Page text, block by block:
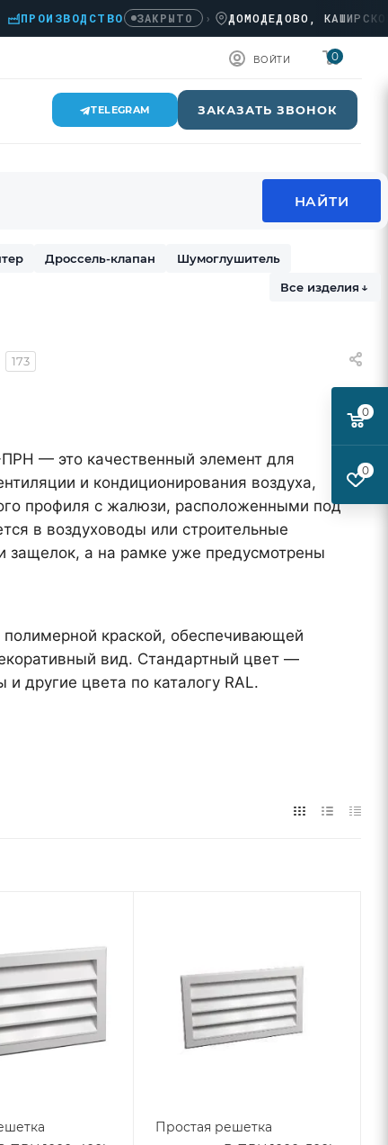
ЗАКРЫТО › ДОМОДЕДОВО, КАШИРСКОЕ
ВОЙТИ 0
TELEGRAM ЗАКАЗАТЬ ЗВОНОК
Дроссель-клапан
Шумоглушитель
Все изделия ↓
173
— это качественный элемент для
и кондиционирования воздуха,
профиля с жалюзи, расположенными под
в воздуховоды или строительные
а на рамке уже предусмотрены
краской, обеспечивающей
вид. Стандартный цвет —
другие цвета по каталогу RAL.
Простая решетка
0
0